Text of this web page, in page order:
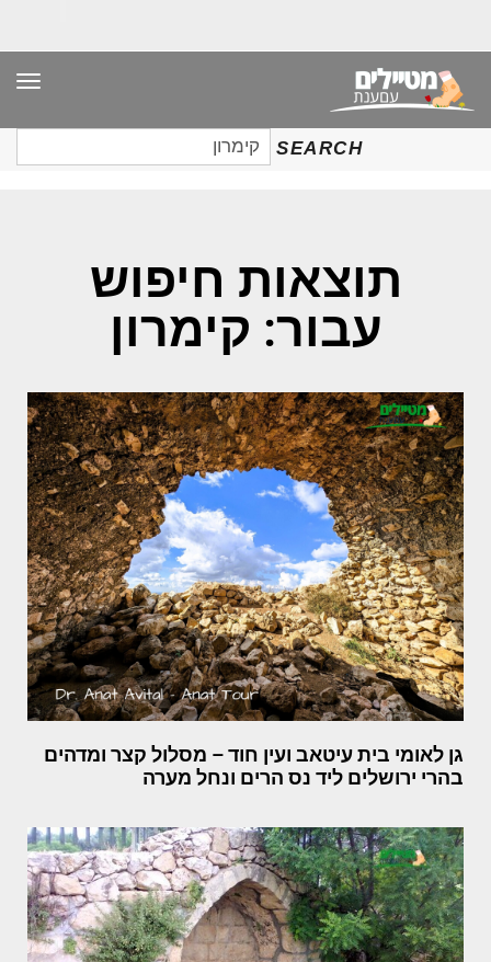
SEARCH
חיפוש
עבור:
תוצאות חיפוש
עבור: קימרון
גן לאומי בית עיטאב ועין חוד – מסלול קצר ומדהים
בהרי ירושלים ליד נס הרים ונחל מערה